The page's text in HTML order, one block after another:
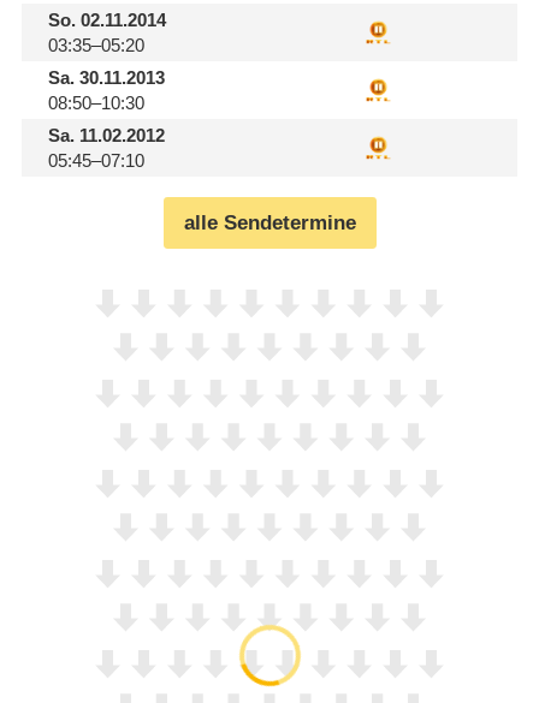
So.02.11.2014
03:35–05:20
Sa.30.11.2013
08:50–10:30
Sa.11.02.2012
05:45–07:10
alle Sendetermine